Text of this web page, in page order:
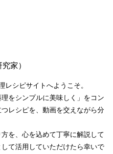
究家）
レシピサイトへようこそ。
をシンプルに美味しく」をコン
レシピを、動画を交えながら分
を、心を込めて丁寧に解説して
て活用していただけたら幸いで